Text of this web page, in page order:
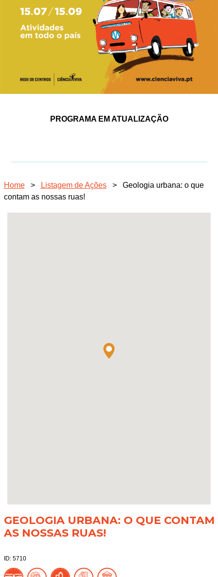
PROGRAMA EM ATUALIZAÇÃO
Home > Listagem de Ações >
Geologia urbana: o que
contam as nossas ruas!
GEOLOGIA URBANA: O QUE CONTAM
AS NOSSAS RUAS!
ID: 5710